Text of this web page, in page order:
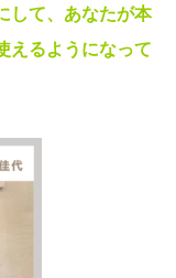
して、あなたが本
えるようになって